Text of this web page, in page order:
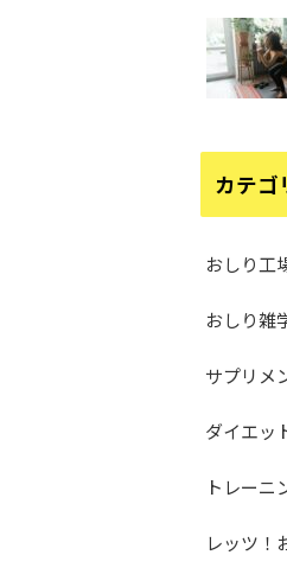
カテゴ
おしり工
おしり雑
サプリメ
ダイエッ
トレーニ
レッツ！